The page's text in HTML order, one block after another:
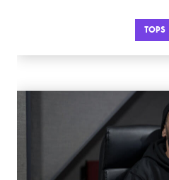
TOPS